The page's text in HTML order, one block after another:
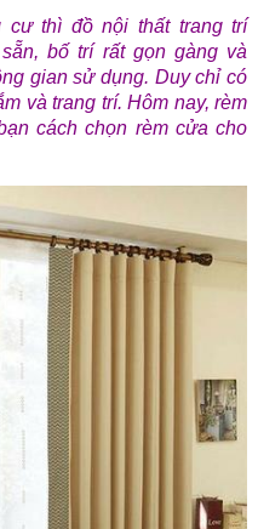
cư thì đồ nội thất trang trí
bố trí rất gọn gàng và
gian sử dụng. Duy chỉ có
và trang trí. Hôm nay, rèm
cách chọn rèm cửa cho